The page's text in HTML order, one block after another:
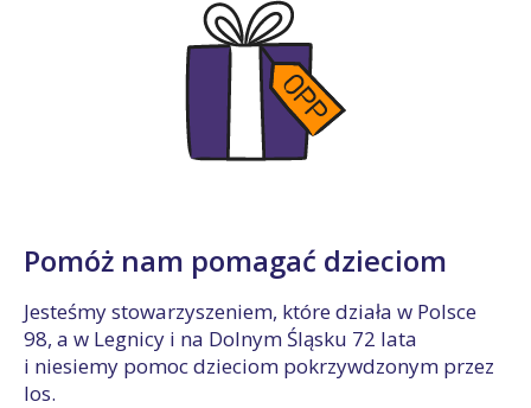
Pomóż nam pomagać dzieciom
Jesteśmy stowarzyszeniem, które działa w Polsce
98, a w Legnicy i na Dolnym Śląsku 72 lata
i niesiemy pomoc dzieciom pokrzywdzonym przez
los.